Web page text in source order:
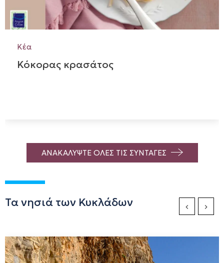
Κέα
Κόκορας κρασάτος
ΑΝΑΚΑΛΥΨΤΕ ΟΛΕΣ ΤΙΣ ΣΥΝΤΑΓΕΣ
Τα νησιά των Κυκλάδων PreviousNext